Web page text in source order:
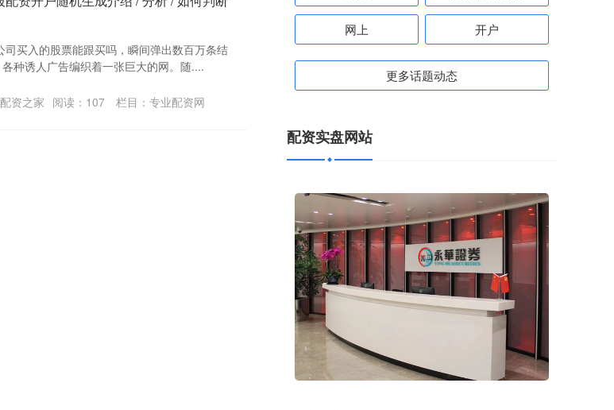
买入的股票能跟买吗，瞬间弹出数百万条结
种诱人广告编织着一张巨大的网。随....
资之家 阅读： 107 栏目： 专业配资网
网上 开户
更多话题动态
配资实盘网站